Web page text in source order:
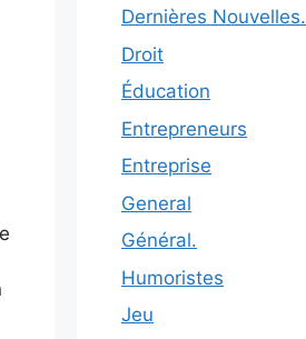
Dernières Nouvelles.
Droit
Éducation
Entrepreneurs
Entreprise
General
Général.
Humoristes
Jeu